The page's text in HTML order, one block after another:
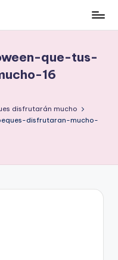
que-tus-
16
disfrutarán mucho
disfrutaran-mucho-